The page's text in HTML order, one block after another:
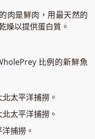
肉是鮮肉，用最天然的
燥以提供蛋白質。
比例的新鮮魚
太平洋捕撈。
太平洋捕撈。
捕撈。